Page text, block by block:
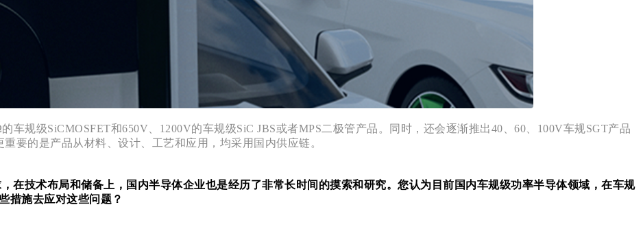
车规级SiCMOSFET和650V、1200V的车规级SiC JBS或者MPS二极管产品。同时，还会逐渐推出40、60、100V车规SGT产品
要的是产品从材料、设计、工艺和应用，均采用国内供应链。
在技术布局和储备上，国内半导体企业也是经历了非常长时间的摸索和研究。您认为目前国内车规级功率半导体领域，在车规
措施去应对这些问题？